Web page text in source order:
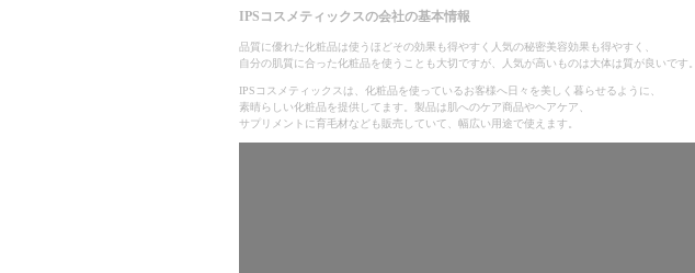
IPSコスメティックスの会社の基本情報
品質に優れた化粧品は使うほどその効果も得やすく人気の秘密美容効果も得やすく、
自分の肌質に合った化粧品を使うことも大切ですが、人気が高いものは大体は質が良いです。
IPSコスメティックスは、化粧品を使っているお客様へ日々を美しく暮らせるように、
素晴らしい化粧品を提供してます。製品は肌へのケア商品やヘアケア、
サプリメントに育毛材なども販売していて、幅広い用途で使えます。